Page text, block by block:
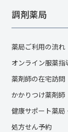
調剤薬局
薬局ご利用の流れ
オンライン服薬指
薬剤師の在宅訪問
かかりつけ薬剤師
健康サポート薬局
処方せん予約